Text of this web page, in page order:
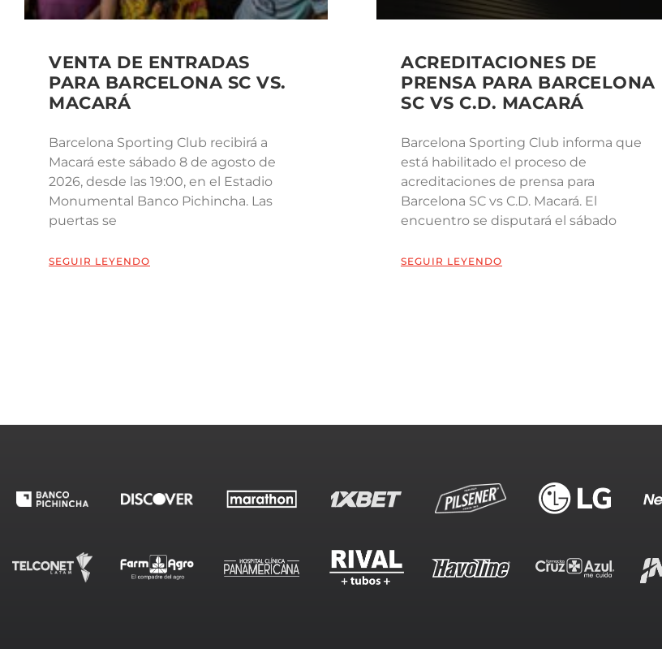
VENTA DE ENTRADAS
PARA BARCELONA SC VS.
MACARÁ
Barcelona Sporting Club recibirá a
Macará este sábado 8 de agosto de
2026, desde las 19:00, en el Estadio
Monumental Banco Pichincha. Las
puertas se
SEGUIR LEYENDO
ACREDITACIONES DE
PRENSA PARA BARCELONA
SC VS C.D. MACARÁ
Barcelona Sporting Club informa que
está habilitado el proceso de
acreditaciones de prensa para
Barcelona SC vs C.D. Macará. El
encuentro se disputará el sábado
SEGUIR LEYENDO